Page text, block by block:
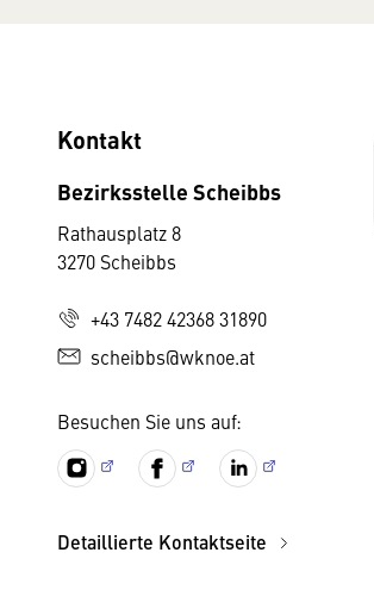
Kontakt
Bezirksstelle Scheibbs
Rathausplatz 8
3270 Scheibbs
+43 7482 42368 31890
scheibbs@wknoe.at
Besuchen Sie uns auf:
Detaillierte Kontaktseite